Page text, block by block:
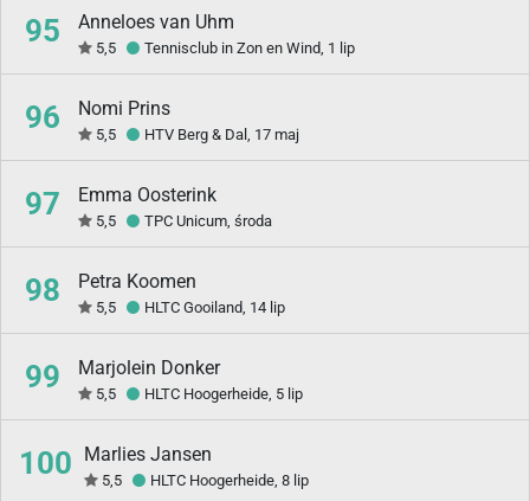
95 Anneloes van Uhm
5,5 Tennisclub in Zon en Wind, 1 lip
96 Nomi Prins
5,5 HTV Berg & Dal, 17 maj
97 Emma Oosterink
5,5 TPC Unicum, środa
98 Petra Koomen
5,5 HLTC Gooiland, 14 lip
99 Marjolein Donker
5,5 HLTC Hoogerheide, 5 lip
100 Marlies Jansen
5,5 HLTC Hoogerheide, 8 lip